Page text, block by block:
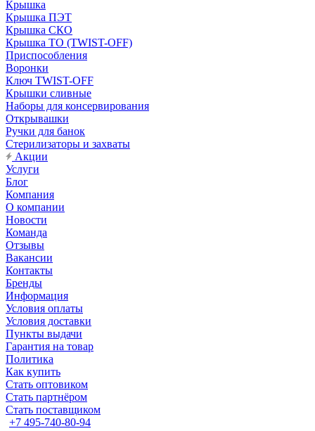
Крышка
Крышка ПЭТ
Крышка СКО
Крышка ТО (TWIST-OFF)
Приспособления
Воронки
Ключ TWIST-OFF
Крышки сливные
Наборы для консервирования
Открывашки
Ручки для банок
Стерилизаторы и захваты
Акции
Услуги
Блог
Компания
О компании
Новости
Команда
Отзывы
Вакансии
Контакты
Бренды
Информация
Условия оплаты
Условия доставки
Пункты выдачи
Гарантия на товар
Политика
Как купить
Стать оптовиком
Стать партнёром
Стать поставщиком
+7 495-740-80-94